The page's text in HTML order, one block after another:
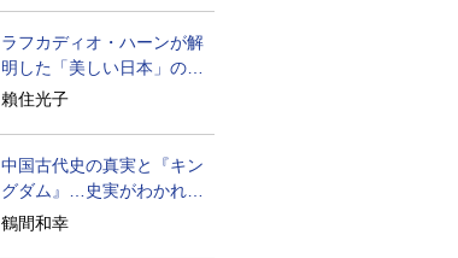
ラフカディオ・ハーンが解
明した「美しい日本」の秘
密と未来
賴住光子
中国古代史の真実と『キン
グダム』…史実がわかれば
物語はもっと面白い
鶴間和幸